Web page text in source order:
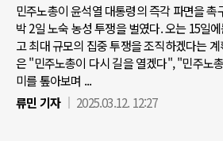
민주노총이 윤석열 대통령의 즉각 파면을 촉
박 2일 노숙 농성 투쟁을 벌였다. 오는 15일
고 최대 규모의 집중 투쟁을 조직하겠다는
은 "민주노총이 다시 길을 열겠다", "민주노
미를 톺아보며 ...
류민 기자
2025.03.12. 12:27